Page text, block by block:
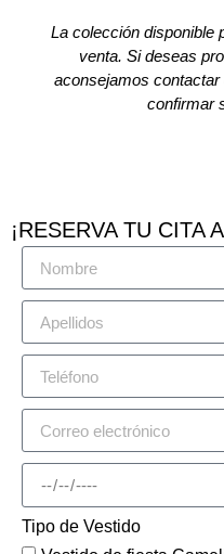
La colección disponible
venta. Si deseas
aconsejamos contactar
confirmar
¡RESERVA TU CITA
Tipo de Vestido